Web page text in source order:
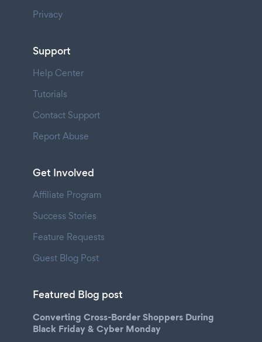
Privacy
Support
Help Center
Tutorials
Contact Support
Report Abuse
Get Involved
Affiliate Program
Success Stories
Feature Requests
Guest Blog Post
Featured Blog post
Converting Cross-Border Shoppers During
Black Friday & Cyber Monday